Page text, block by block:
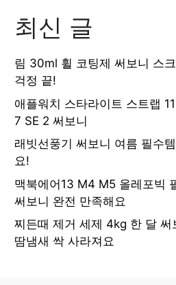
최신 글
림 30ml 휠 코팅제 써보니 스
걱정 끝!
애플워치 스타라이트 스트랩
7 SE 2 써보니
래빗선풍기 써보니 여름 필수
요!
맥북에어13 M4 M5 올레포빅
써보니 완전 만족해요
찌든때 제거 세제 4kg 한 달 써
땀냄새 싹 사라져요